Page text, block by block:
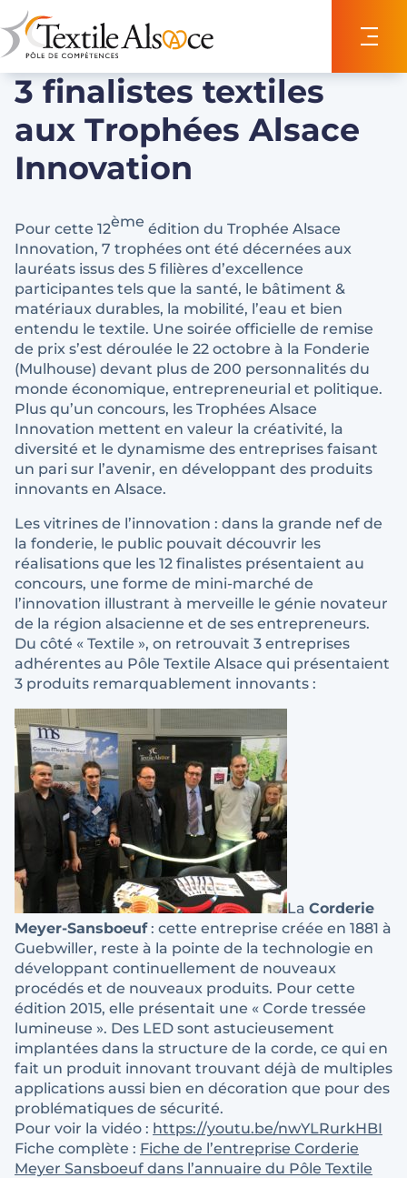
3 finalistes textiles
aux Trophées Alsace
Innovation
Pour cette 12ème édition du Trophée Alsace
Innovation, 7 trophées ont été décernées aux
lauréats issus des 5 filières d’excellence
participantes tels que la santé, le bâtiment &
matériaux durables, la mobilité, l’eau et bien
entendu le textile. Une soirée officielle de remise
de prix s’est déroulée le 22 octobre à la Fonderie
(Mulhouse) devant plus de 200 personnalités du
monde économique, entrepreneurial et politique.
Plus qu’un concours, les Trophées Alsace
Innovation mettent en valeur la créativité, la
diversité et le dynamisme des entreprises faisant
un pari sur l’avenir, en développant des produits
innovants en Alsace.
Les vitrines de l’innovation : dans la grande nef de
la fonderie, le public pouvait découvrir les
réalisations que les 12 finalistes présentaient au
concours, une forme de mini-marché de
l’innovation illustrant à merveille le génie novateur
de la région alsacienne et de ses entrepreneurs.
Du côté « Textile », on retrouvait 3 entreprises
adhérentes au Pôle Textile Alsace qui présentaient
3 produits remarquablement innovants :
La Corderie
Meyer-Sansboeuf: cette entreprise créée en 1881 à
Guebwiller, reste à la pointe de la technologie en
développant continuellement de nouveaux
procédés et de nouveaux produits. Pour cette
édition 2015, elle présentait une « Corde tressée
lumineuse ». Des LED sont astucieusement
implantées dans la structure de la corde, ce qui en
fait un produit innovant trouvant déjà de multiples
applications aussi bien en décoration que pour des
problématiques de sécurité.
Pour voir la vidéo : https://youtu.be/nwYLRurkHBI
Fiche complète : Fiche de l’entreprise Corderie
Meyer Sansboeuf dans l’annuaire du Pôle Textile
Panneau de gestion des cookies